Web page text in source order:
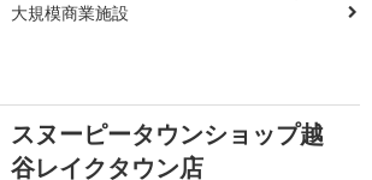
大規模商業施設
スヌーピータウンショップ越
谷レイクタウン店